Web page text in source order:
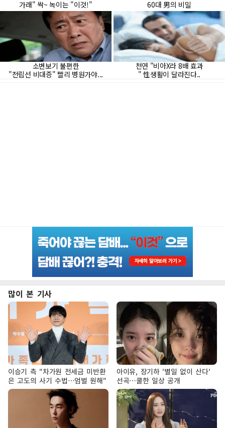
많이 본 기사
이승기 측 "차가원 전세금 미반환
은 고도의 사기 수법…엄벌 원해"
아이유, 장기하 '별일 없이 산다'
선곡…쿨한 일상 공개